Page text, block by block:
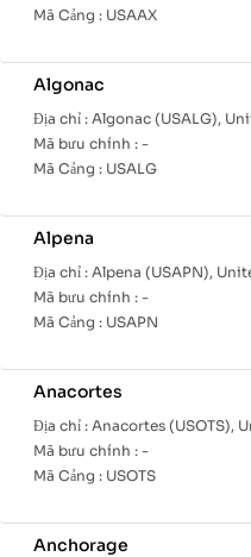
Mã Cảng : USAAX
Algonac
Địa chỉ : Algonac (USALG),
Mã bưu chính : -
Mã Cảng : USALG
Alpena
Địa chỉ : Alpena (USAPN),
Mã bưu chính : -
Mã Cảng : USAPN
Anacortes
Địa chỉ : Anacortes (USOTS),
Mã bưu chính : -
Mã Cảng : USOTS
Anchorage